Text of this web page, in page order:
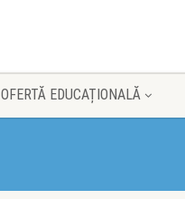
OFERTĂ EDUCAȚIONALĂ